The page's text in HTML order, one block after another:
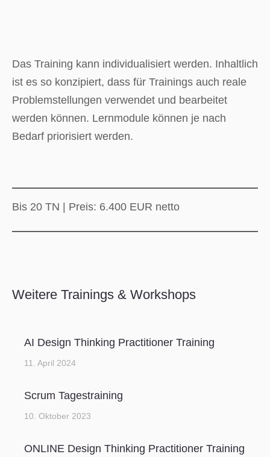
Das Training kann individualisiert werden. Inhaltlich
ist es so konzipiert, dass für Trainings auch reale
Problemstellungen verwendet und bearbeitet
werden können. Lernmodule können je nach
Bedarf priorisiert werden.
Bis 20 TN | Preis: 6.400 EUR netto
Weitere Trainings & Workshops
AI Design Thinking Practitioner Training
11. April 2024
Scrum Tagestraining
10. Oktober 2023
ONLINE Design Thinking Practitioner Training